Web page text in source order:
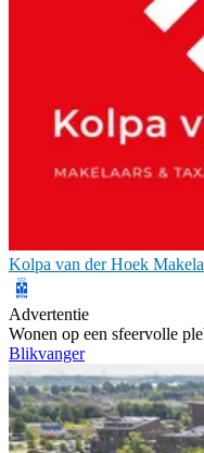
Kolpa van der Hoek
Advertentie
Wonen op een sfeervolle
Blikvanger